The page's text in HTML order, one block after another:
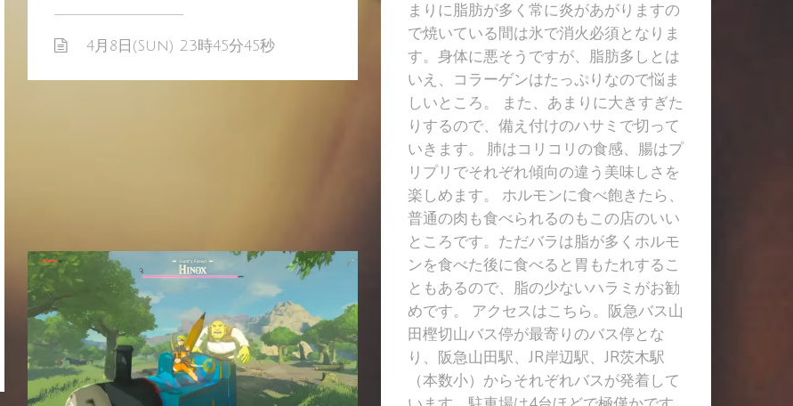
4月8日(Sun) 23時45分45秒
まりに脂肪が多く常に炎があがりますの
で焼いている間は氷で消火必須となりま
す。身体に悪そうですが、脂肪多しとは
いえ、コラーゲンはたっぷりなので悩ま
しいところ。 また、あまりに大きすぎた
りするので、備え付けのハサミで切って
いきます。 肺はコリコリの食感、腸はプ
リプリでそれぞれ傾向の違う美味しさを
楽しめます。 ホルモンに食べ飽きたら、
普通の肉も食べられるのもこの店のいい
ところです。ただバラは脂が多くホルモ
ンを食べた後に食べると胃もたれするこ
ともあるので、脂の少ないハラミがお勧
めです。 アクセスはこちら。阪急バス山
田樫切山バス停が最寄りのバス停とな
り、阪急山田駅、JR岸辺駅、JR茨木駅
（本数小）からそれぞれバスが発着して